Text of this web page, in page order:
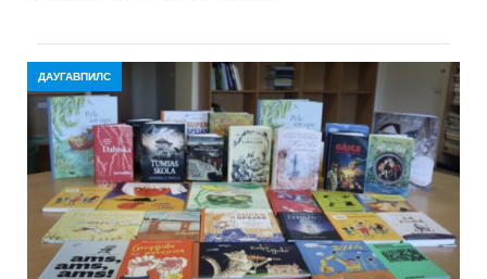
ДАУГАВПИЛС